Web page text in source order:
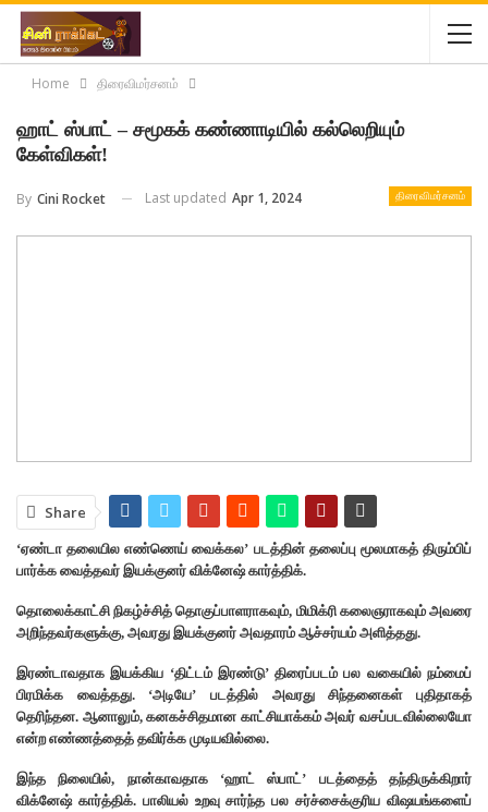
Home திரைவிமர்சனம்
ஹாட் ஸ்பாட் – சமூகக் கண்ணாடியில் கல்லெறியும்
கேள்விகள்!
திரைவிமர்சனம்
By Cini Rocket Last updated Apr 1, 2024
Share
‘ஏண்டா தலையில எண்ணெய் வைக்கல’ படத்தின் தலைப்பு மூலமாகத் திரும்பிப்
பார்க்க வைத்தவர் இயக்குனர் விக்னேஷ் கார்த்திக்.
தொலைக்காட்சி நிகழ்ச்சித் தொகுப்பாளராகவும், மிமிக்ரி கலைஞராகவும் அவரை
அறிந்தவர்களுக்கு, அவரது இயக்குனர் அவதாரம் ஆச்சர்யம் அளித்தது.
இரண்டாவதாக இயக்கிய ‘திட்டம் இரண்டு’ திரைப்படம் பல வகையில் நம்மைப்
பிரமிக்க வைத்தது. ‘அடியே’ படத்தில் அவரது சிந்தனைகள் புதிதாகத்
தெரிந்தன. ஆனாலும், கனகச்சிதமான காட்சியாக்கம் அவர் வசப்படவில்லையோ
என்ற எண்ணத்தைத் தவிர்க்க முடியவில்லை.
இந்த நிலையில், நான்காவதாக ‘ஹாட் ஸ்பாட்’ படத்தைத் தந்திருக்கிறார்
விக்னேஷ் கார்த்திக். பாலியல் உறவு சார்ந்த பல சர்ச்சைக்குரிய விஷயங்களைப்